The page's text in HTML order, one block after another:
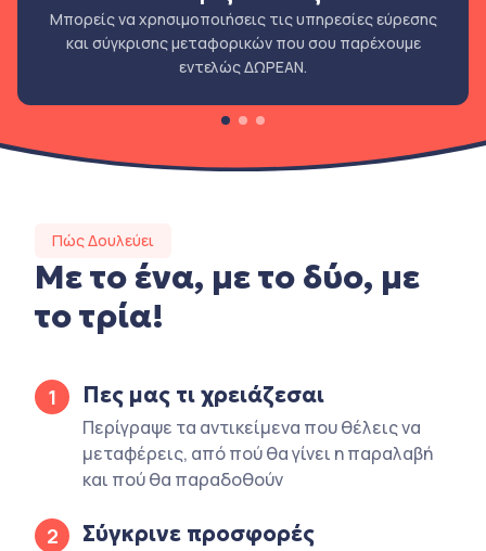
Μπορείς να χρησιμοποιήσεις τις υπηρεσίες εύρεσης
και σύγκρισης μεταφορικών που σου παρέχουμε
εντελώς ΔΩΡΕΑΝ.
Πώς Δουλεύει
Με το ένα, με το δύο, με
το τρία!
1 Πες μας τι χρειάζεσαι
Περίγραψε τα αντικείμενα που θέλεις να
μεταφέρεις, από πού θα γίνει η παραλαβή
και πού θα παραδοθούν
2 Σύγκρινε προσφορές